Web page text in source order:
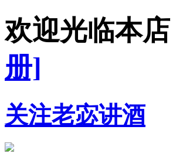
欢迎光临本
册]
关注老宓讲酒